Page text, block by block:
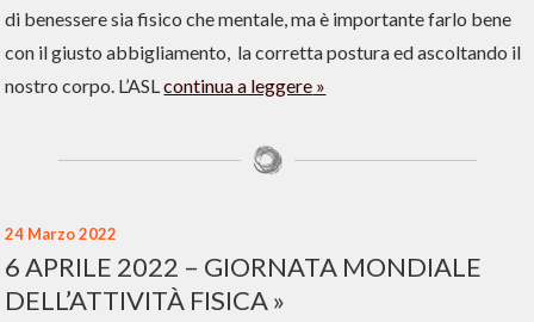
di benessere sia fisico che mentale, ma è importante farlo bene
con il giusto abbigliamento, la corretta postura ed ascoltando il
nostro corpo. L’ASLcontinua a leggere
24 Marzo 2022
6 APRILE 2022 – GIORNATA MONDIALE
DELL’ATTIVITÀ FISICA